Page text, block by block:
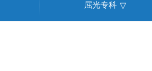
屈光专科 ▽